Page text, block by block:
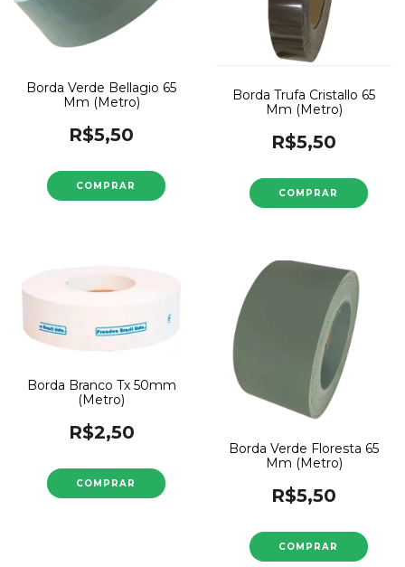
Borda Verde Bellagio 65
Mm (Metro)
R$5,50
Borda Trufa Cristallo 65
Mm (Metro)
R$5,50
Borda Branco Tx 50mm
(Metro)
R$2,50
Borda Verde Floresta 65
Mm (Metro)
R$5,50